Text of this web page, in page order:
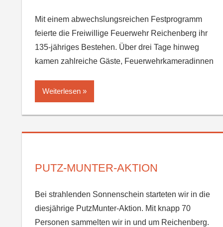
Mit einem abwechslungsreichen Festprogramm
feierte die Freiwillige Feuerwehr Reichenberg ihr
135-jähriges Bestehen. Über drei Tage hinweg
kamen zahlreiche Gäste, Feuerwehrkameradinnen
Weiterlesen
PUTZ-MUNTER-AKTION
Bei strahlenden Sonnenschein starteten wir in die
diesjährige PutzMunter-Aktion. Mit knapp 70
Personen sammelten wir in und um Reichenberg.